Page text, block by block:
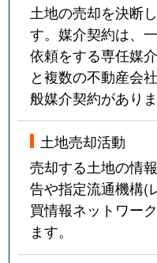
土地の売却を決断
す。媒介契約は、
依頼をする専任媒
と複数の不動産会
般媒介契約がありま
土地売却活動
売却する土地の情
告や指定流通機構(
買情報ネットワー
ます。